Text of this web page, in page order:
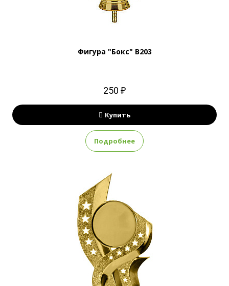
Фигура "Бокс" B203
250 ₽
Купить
Подробнее